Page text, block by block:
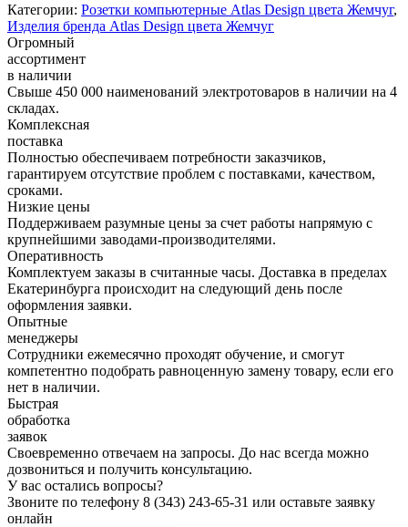
Категории: Розетки компьютерные Atlas Design цвета Жемчуг,
Изделия бренда Atlas Design цвета Жемчуг
Огромный
ассортимент
в наличии
Свыше 450 000 наименований электротоваров в наличии на 4
складах.
Комплексная
поставка
Полностью обеспечиваем потребности заказчиков,
гарантируем отсутствие проблем с поставками, качеством,
сроками.
Низкие цены
Поддерживаем разумные цены за счет работы напрямую с
крупнейшими заводами-производителями.
Оперативность
Комплектуем заказы в считанные часы. Доставка в пределах
Екатеринбурга происходит на следующий день после
оформления заявки.
Опытные
менеджеры
Сотрудники ежемесячно проходят обучение, и смогут
компетентно подобрать равноценную замену товару, если его
нет в наличии.
Быстрая
обработка
заявок
Своевременно отвечаем на запросы. До нас всегда можно
дозвониться и получить консультацию.
У вас остались вопросы?
Звоните по телефону 8 (343) 243-65-31 или оставьте заявку
онлайн